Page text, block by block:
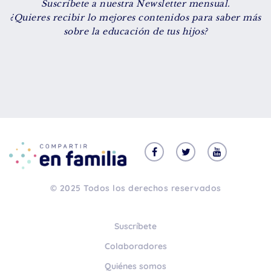
Suscríbete a nuestra Newsletter mensual.
¿Quieres recibir lo mejores contenidos para saber más
sobre la educación de tus hijos?
© 2025 Todos los derechos reservados
Suscríbete
Colaboradores
Quiénes somos
De 8 a 12 años
+ de 13 años
Familytips
En primera persona